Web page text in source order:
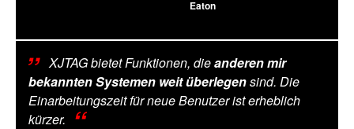
Eaton
XJTAG bietet Funktionen, dieanderen mir
bekannten Systemen weit überlegensind. Die
Einarbeitungszeit für neue Benutzer ist erheblich
kürzer.